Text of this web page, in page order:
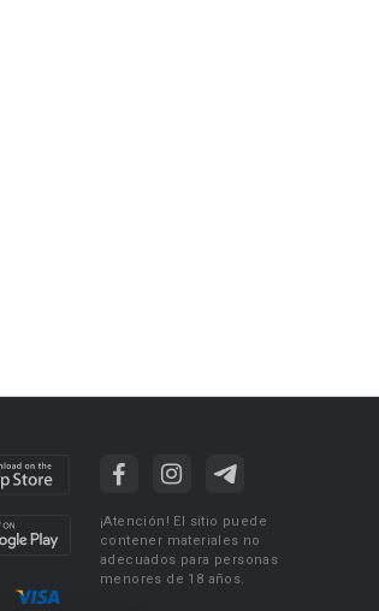
¡Atención! El sitio puede
contener materiales no
adecuados para personas
menores de 18 años.